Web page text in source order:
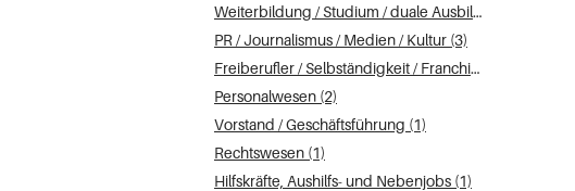
Weiterbildung / Studium / duale Ausbildung (4)
PR / Journalismus / Medien / Kultur (3)
Freiberufler / Selbständigkeit / Franchise (3)
Personalwesen (2)
Vorstand / Geschäftsführung (1)
Rechtswesen (1)
Hilfskräfte, Aushilfs- und Nebenjobs (1)